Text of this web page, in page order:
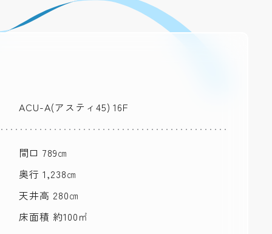
ACU-A(アスティ45) 16F
間口 789㎝
奥行 1,238㎝
天井高 280㎝
床面積 約100㎡